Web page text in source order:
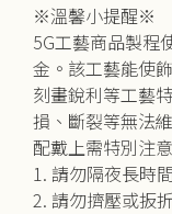
※溫馨小提醒※
5G工藝商品製程
金。該工藝能使
刻畫銳利等工藝
損、斷裂等無法
配戴上需特別注意
1. 請勿隔夜長時
2. 請勿擠壓或扳